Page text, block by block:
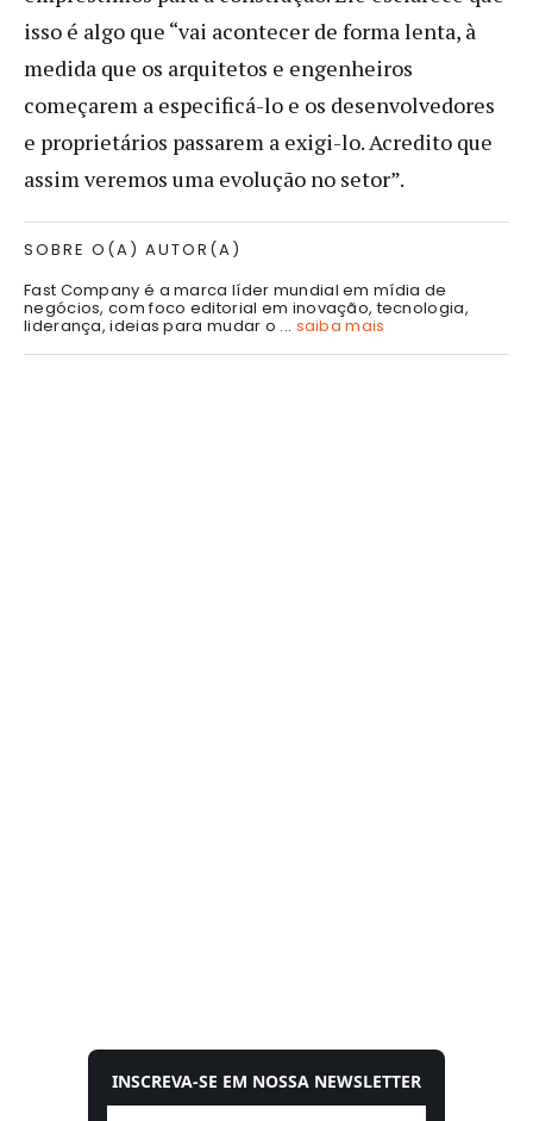
isso é algo que “vai acontecer de forma lenta, à
medida que os arquitetos e engenheiros
começarem a especificá-lo e os desenvolvedores
e proprietários passarem a exigi-lo. Acredito que
assim veremos uma evolução no setor”.
SOBRE O(A) AUTOR(A)
Fast Company é a marca líder mundial em mídia de
negócios, com foco editorial em inovação, tecnologia,
liderança, ideias para mudar o ... saiba mais
INSCREVA-SE EM NOSSA NEWSLETTER